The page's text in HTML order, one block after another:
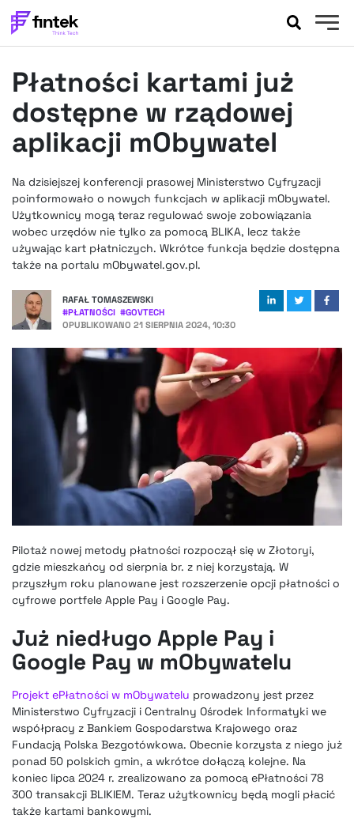
BANKOWOŚĆ
EVENTY
FELIETONY
WYWIADY
PODCASTY
FINTEKEXTRA
OKIEM EKSPERTA
Płatności kartami już
dostępne w rządowej
aplikacji mObywatel
Na dzisiejszej konferencji prasowej Ministerstwo Cyfryzacji
poinformowało o nowych funkcjach w aplikacji mObywatel.
Użytkownicy mogą teraz regulować swoje zobowiązania
wobec urzędów nie tylko za pomocą BLIKA, lecz także
używając kart płatniczych. Wkrótce funkcja będzie dostępna
także na portalu mObywatel.gov.pl.
RAFAŁ TOMASZEWSKI
#PŁATNOŚCI #GOVTECH
OPUBLIKOWANO 21 SIERPNIA 2024, 10:30
Pilotaż nowej metody płatności rozpoczął się w Złotoryi,
gdzie mieszkańcy od sierpnia br. z niej korzystają. W
przyszłym roku planowane jest rozszerzenie opcji płatności o
cyfrowe portfele Apple Pay i Google Pay.
Już niedługo Apple Pay i
Google Pay w mObywatelu
Projekt ePłatności w mObywatelu prowadzony jest przez
Ministerstwo Cyfryzacji i Centralny Ośrodek Informatyki we
współpracy z Bankiem Gospodarstwa Krajowego oraz
Fundacją Polska Bezgotówkowa. Obecnie korzysta z niego już
ponad 50 polskich gmin, a wkrótce dołączą kolejne. Na
koniec lipca 2024 r. zrealizowano za pomocą ePłatności 78
300 transakcji BLIKIEM. Teraz użytkownicy będą mogli płacić
także kartami bankowymi.